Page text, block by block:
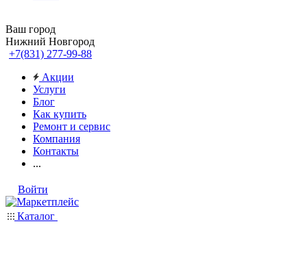
Ваш город
Нижний Новгород
+7(831) 277-99-88
Акции
Услуги
Блог
Как купить
Ремонт и сервис
Компания
Контакты
...
Войти
Каталог